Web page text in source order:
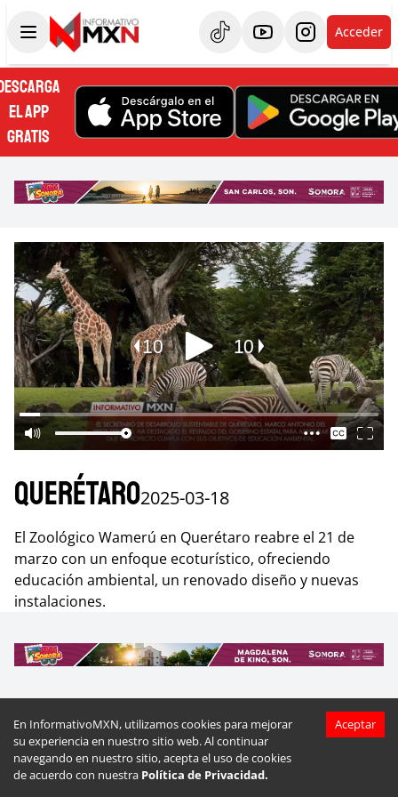
En InformativoMXN, utilizamos cookies para mejorar
su experiencia en nuestro sitio web. Al continuar
navegando en nuestro sitio, acepta el uso de cookies
de acuerdo con nuestra Política de Privacidad.
Aceptar
Acceder
EL APP
GRATIS
Querétaro2025-03-18
El Zoológico Wamerú en Querétaro reabre el 21 de
marzo con un enfoque ecoturístico, ofreciendo
educación ambiental, un renovado diseño y nuevas
instalaciones.
Más videos deQuerétaro